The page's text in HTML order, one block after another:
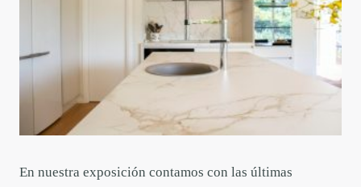
En nuestra exposición contamos con las últimas